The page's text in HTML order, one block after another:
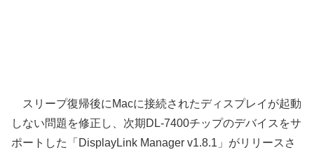
スリープ復帰後にMacに接続されたディスプレイが起動
しない問題を修正し、次期DL-7400チップのデバイスをサ
ポートした「DisplayLink Manager v1.8.1」がリリースさ